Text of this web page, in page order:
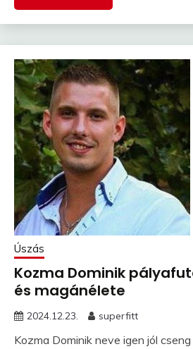
Úszás
Kozma Dominik
és magánélete
2024.12.23. superfitt
Kozma Dominik neve igen jól